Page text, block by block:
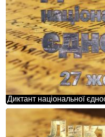
Диктант національної